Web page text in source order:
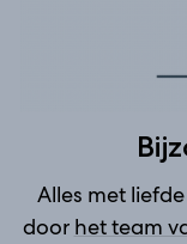
Alles met
door het team